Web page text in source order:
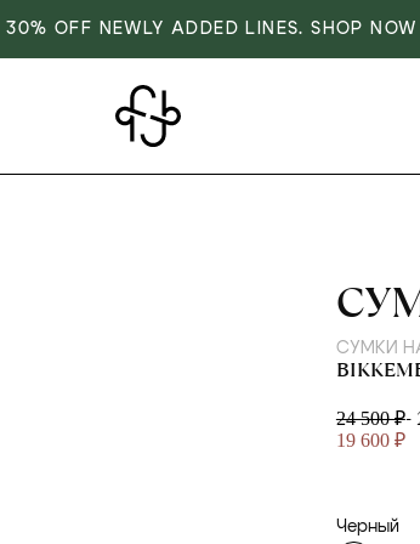
OFF NEWLY ADDED LINES. SHOP NOW
СУМКИ
24 500 ₽-
19 600 ₽
Черный